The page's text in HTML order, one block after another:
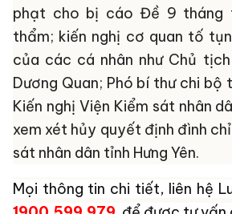
phạt cho bị cáo Đề 9 tháng
thẩm; kiến nghị cơ quan tố
của các cá nhân như Chủ
Dương Quan; Phó bí thư chi bộ
Kiến nghị Viện Kiểm sát nhân
xem xét hủy quyết định đình
sát nhân dân tỉnh Hưng Yên.
Mọi thông tin chi tiết, liên hệ